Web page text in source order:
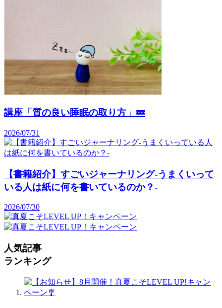
講座「質の良い睡眠の取り方」💤
2026/07/31
【書籍紹介】すごいジャーナリング-うまくいって
いる人は紙に何を書いているのか？-
2026/07/30
人気記事
ランキング